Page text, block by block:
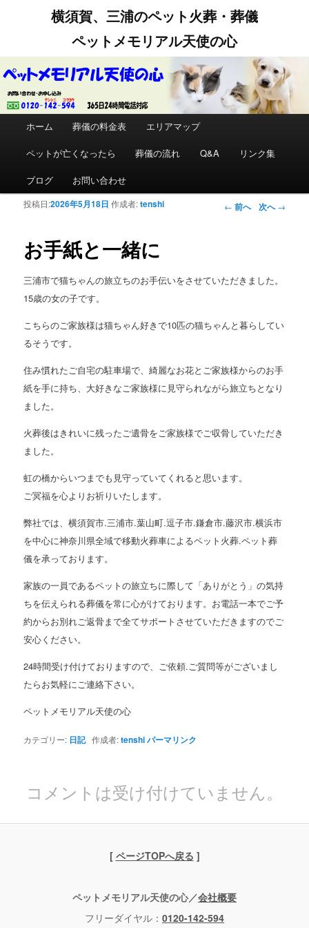
横須賀、三浦のペット火葬・葬儀
ペットメモリアル天使の心
メインコンテンツへ移動
サブコンテンツへ移動
ホーム 葬儀の料金表 エリアマップ
ペットが亡くなったら 葬儀の流れ Q&A リンク集
ブログ
お問い合わせ
投稿ナビゲー
← 前へ 次へ→
お手紙と一緒に
投稿日:2026年5月18日 作成者:tenshi
三浦市で猫ちゃんの旅立ちのお手伝いをさせていただきました。
15歳の女の子です。
こちらのご家族様は猫ちゃん好きで10匹の猫ちゃんと暮らしてい
るそうです。
住み慣れたご自宅の駐車場で、綺麗なお花とご家族様からのお手
紙を手に持ち、大好きなご家族様に見守られながら旅立ちとなり
ました。
火葬後はきれいに残ったご遺骨をご家族様でご収骨していただき
ました。
虹の橋からいつまでも見守っていてくれると思います。
ご冥福を心よりお祈りいたします。
弊社では、横須賀市.三浦市.葉山町.逗子市.鎌倉市.藤沢市.横浜市
を中心に神奈川県全域で移動火葬車によるペット火葬.ペット葬
儀を承っております。
家族の一員であるペットの旅立ちに際して「ありがとう」の気持
ちを伝えられる葬儀を常に心がけております。お電話一本でご予
約からお別れご返骨まで全てサポートさせていただきますのでご
安心ください。
24時間受け付けておりますので、ご依頼.ご質問等がございまし
たらお気軽にご連絡下さい。
ペットメモリアル天使の心
カテゴリー: 日記作成者:tenshiパーマリンク
コメントは受け付けていません。
[ ページTOPへ戻る ]
ペットメモリアル天使の心／会社概要
フリーダイヤル： 0120-142-594